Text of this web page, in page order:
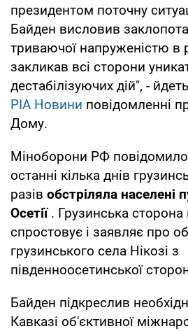
президентом поточну
Байден висловив
триваючої напруженістю в
закликав всі сторони
дестабілізуючих дій", -
РІА Новини повідомленні
Дому.
Міноборони РФ
останні кілька днів
разів обстріляла населені
Осетії. Грузинська сторона
спростовує і заявляє про
грузинського села Нікозі з
південноосетинської
Байден підкреслив
Кавказі об'єктивної